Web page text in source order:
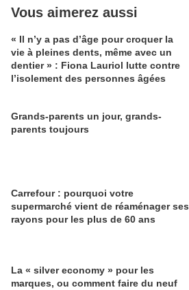
Vous aimerez aussi
« Il n’y a pas d’âge pour croquer la
vie à pleines dents, même avec un
dentier » : Fiona Lauriol lutte contre
l’isolement des personnes âgées
Grands-parents un jour, grands-
parents toujours
Carrefour : pourquoi votre
supermarché vient de réaménager ses
rayons pour les plus de 60 ans
La « silver economy » pour les
marques, ou comment faire du neuf